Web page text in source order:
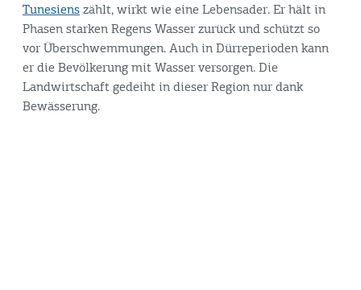
Tunesiens zählt, wirkt wie eine Lebensader. Er hält in
Phasen starken Regens Wasser zurück und schützt so
vor Überschwemmungen. Auch in Dürreperioden kann
er die Bevölkerung mit Wasser versorgen. Die
Landwirtschaft gedeiht in dieser Region nur dank
Bewässerung.